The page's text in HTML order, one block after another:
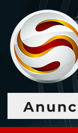
content
Portal
O portal que